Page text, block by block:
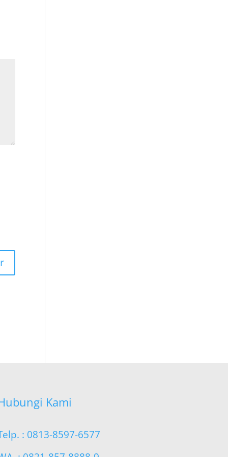
Kami
: 0813-8597-6577